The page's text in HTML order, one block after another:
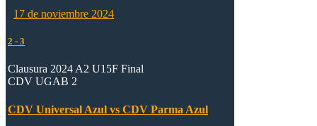
17 de noviembre 2024
2 - 3
Clausura 2024 A2 U15F Final
CDV UGAB 2
CDV Universal Azul vs CDV Parma Azul